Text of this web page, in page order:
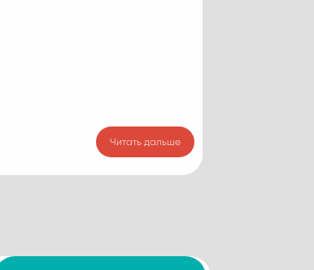
Читать дальше